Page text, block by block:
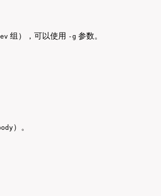
组），可以使用 -g 参数。
）。